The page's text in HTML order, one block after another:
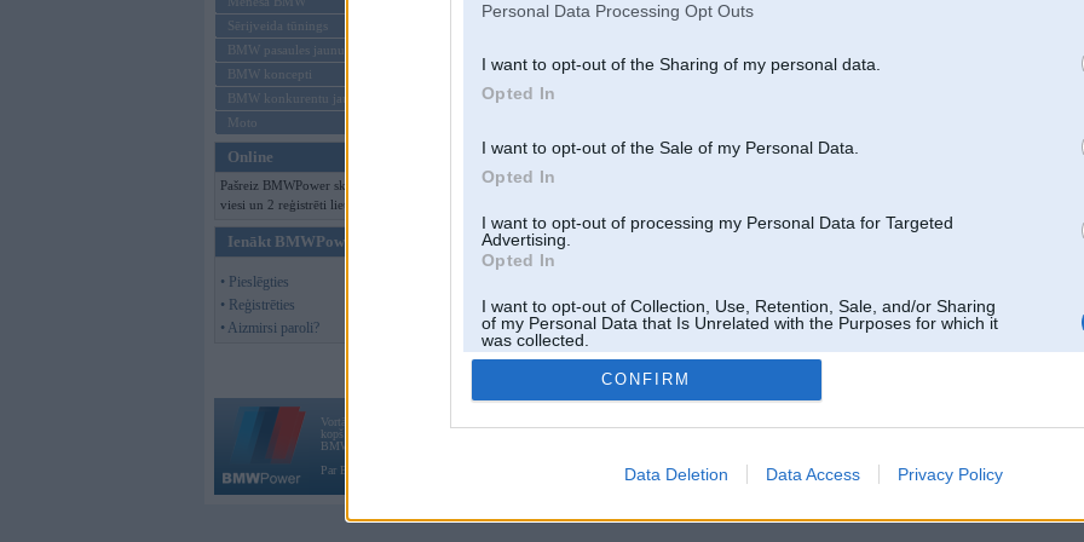
Personal Data Processing Opt Outs
I want to opt-out of the Sharing of my personal data.
Opted In
I want to opt-out of the Sale of my Personal Data.
Opted In
I want to opt-out of processing my Personal Data for Targeted
Advertising.
Opted In
I want to opt-out of Collection, Use, Retention, Sale, and/or Sharing
of my Personal Data that Is Unrelated with the Purposes for which it
was collected.
Opted Out
CONFIRM
Data Deletion Data Access Privacy Policy
Sērijveida tūnings
BMW pasaules jaunumi
BMW koncepti
BMW konkurentu jaunumi
Moto
Online
Pašreiz BMWPower skatās 147
viesi un 2 reģistrēti lietotāji.
Ienākt BMWPower
• Pieslēgties
• Reģistrēties
• Aizmirsi paroli?
Vortāls BMWPower.lv darbojas
kopš 2002. gada 14. maija. Tas nav auto klubs un nav saistīts ar
BMW AG.
Par BMWPower